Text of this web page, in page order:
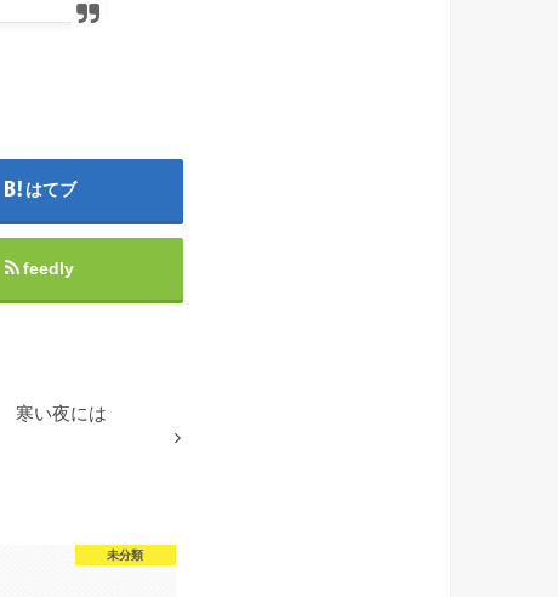
はてブ
feedly
寒い夜には
未分類